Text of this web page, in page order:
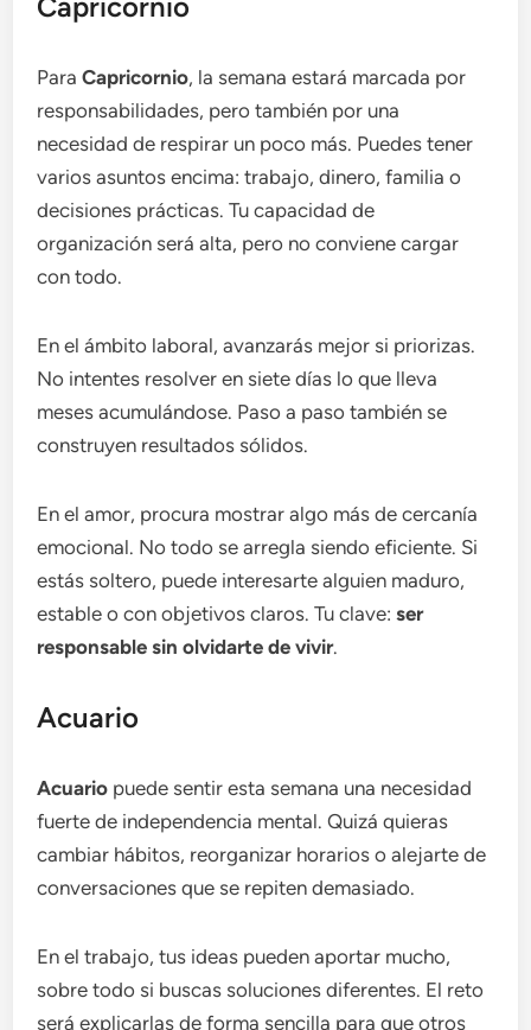
Capricornio
ParaCapricornio, la semana estará marcada por
responsabilidades, pero también por una
necesidad de respirar un poco más. Puedes tener
varios asuntos encima: trabajo, dinero, familia o
decisiones prácticas. Tu capacidad de
organización será alta, pero no conviene cargar
con todo.
En el ámbito laboral, avanzarás mejor si priorizas.
No intentes resolver en siete días lo que lleva
meses acumulándose. Paso a paso también se
construyen resultados sólidos.
En el amor, procura mostrar algo más de cercanía
emocional. No todo se arregla siendo eficiente. Si
estás soltero, puede interesarte alguien maduro,
estable o con objetivos claros. Tu clave:ser
responsable sin olvidarte de vivir.
Acuario
Acuario puede sentir esta semana una necesidad
fuerte de independencia mental. Quizá quieras
cambiar hábitos, reorganizar horarios o alejarte de
conversaciones que se repiten demasiado.
En el trabajo, tus ideas pueden aportar mucho,
sobre todo si buscas soluciones diferentes. El reto
será explicarlas de forma sencilla para que otros